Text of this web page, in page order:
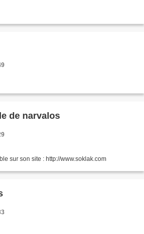
de narvalos
sur son site : http://www.soklak.com